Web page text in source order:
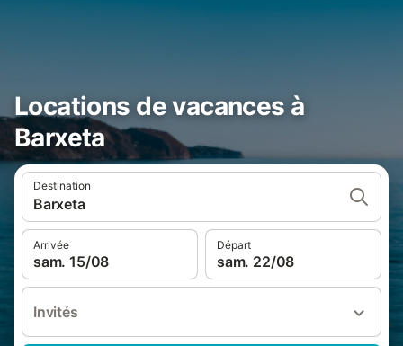
Locations de vacances à
Barxeta
Destination
Barxeta
Arrivée
sam. 15/08
Départ
sam. 22/08
Invités